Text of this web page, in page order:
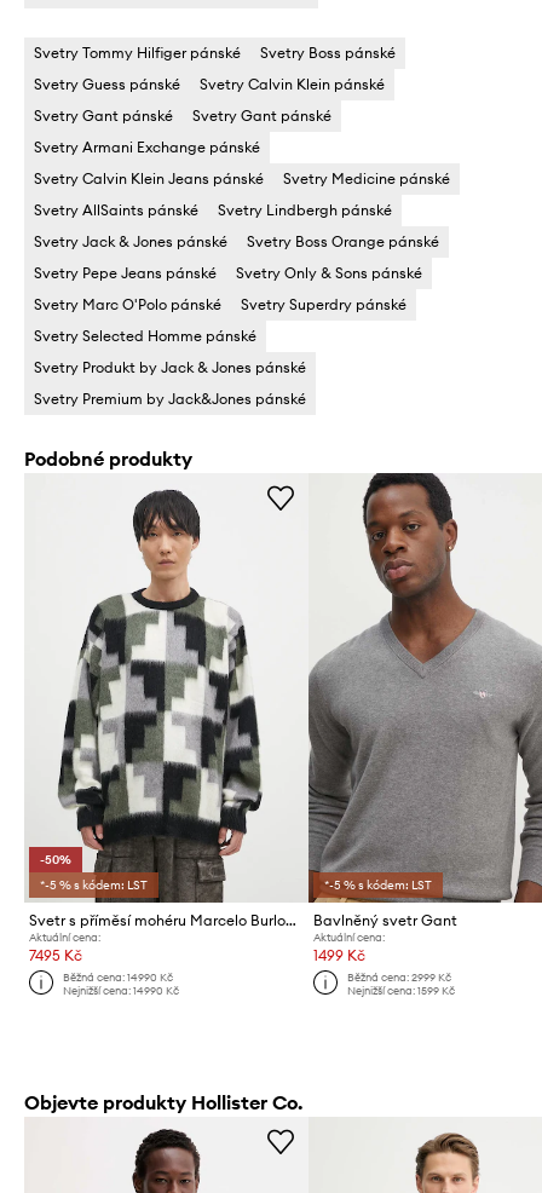
Svetry Tommy Hilfiger pánské
Svetry Boss pánské
Svetry Guess pánské
Svetry Calvin Klein pánské
Svetry Gant pánské
Svetry Gant pánské
Svetry Armani Exchange pánské
Svetry Calvin Klein Jeans pánské
Svetry Medicine pánské
Svetry AllSaints pánské
Svetry Lindbergh pánské
Svetry Jack & Jones pánské
Svetry Boss Orange pánské
Svetry Pepe Jeans pánské
Svetry Only & Sons pánské
Svetry Marc O'Polo pánské
Svetry Superdry pánské
Svetry Selected Homme pánské
Svetry Produkt by Jack & Jones pánské
Svetry Premium by Jack&Jones pánské
Podobné produkty
-50%
*-5 % s kódem: LST
Svetr s příměsí mohéru Marcelo Burlon AOP Damier Cross Knit Crew
Aktuální cena:
7495 Kč
Běžná cena:14990 Kč
Nejnižší cena:14990 Kč
*-5 % s kódem: LST
Bavlněný svetr Gant
Aktuální cena:
1499 Kč
Běžná cena: 2999 Kč
Nejnižší cena: 1599 Kč
Objevte produkty Hollister Co.